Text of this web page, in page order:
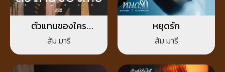
ตัวแทนของใคร
(Shadow)
ส้ม มารี
หยุดรัก
ส้ม มารี